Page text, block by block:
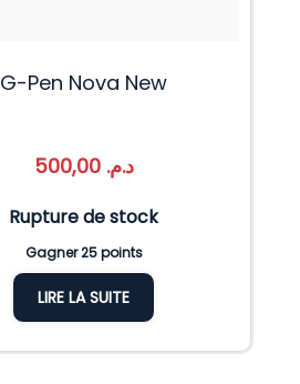
G-Pen Nova New
د.م. 500,00
Rupture de stock
Gagner 25 points
LIRE LA SUITE